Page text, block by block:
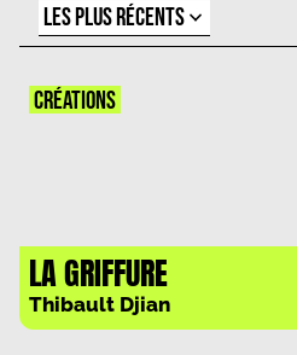
LES PLUS RÉCENTS
LA GRIFFURE
Thibault Djian
CRÉATIONS